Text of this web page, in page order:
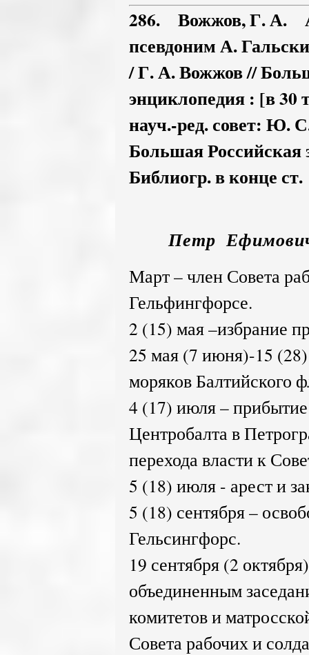
286. Вожжов, Г. А.
псевдоним А.
/ Г. А. Вожжов //
энциклопедия : [в 30
науч.-ред. совет: Ю.
Большая Российская
Библиогр. в конце ст.
Петр
Март – член Совета
Гельфингфорсе.
2 (15) мая –избрание
25 мая (7 июня)-15
моряков Балтийского
4 (17) июля – прибытие
Центробалта в
перехода власти к
5 (18) июля - арест и
5 (18) сентября –
Гельсингфорс.
19 сентября (2
объединенным
комитетов и
Совета рабочих и